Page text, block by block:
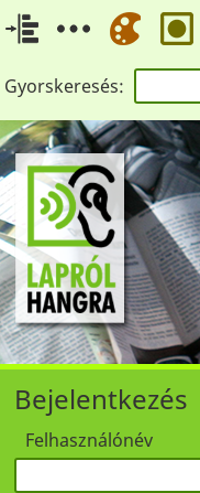
Gyorskeresés:
Bejelentkezés
Felhasználónév